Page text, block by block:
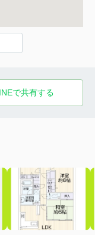
で共有する